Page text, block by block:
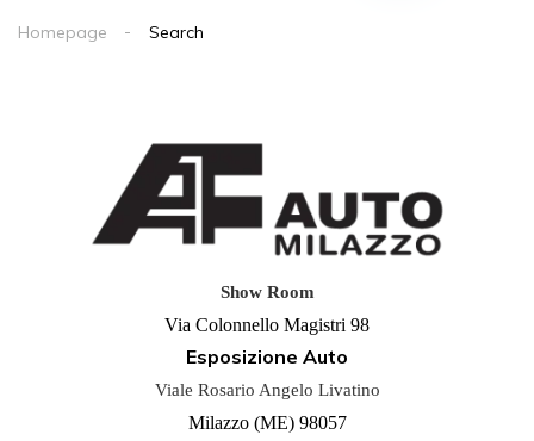
Homepage Search
Show Room
Via Colonnello Magistri 98
Esposizione Auto
Viale Rosario Angelo Livatino
Milazzo (ME) 98057